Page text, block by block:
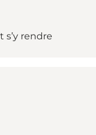
s’y rendre